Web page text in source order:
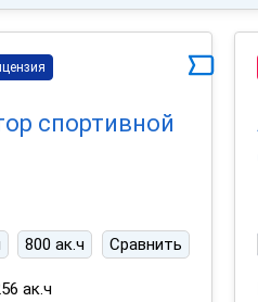
спортивной
800 ак.ч Сравнить
ак.ч